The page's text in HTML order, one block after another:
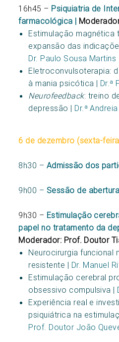
16h45 – Psiquiatria de
farmacológica |
Estimulação magnética
expansão das
Dr. Paulo Sousa Martins
Eletroconvulsoterapia:
à mania psicótica | Dr.ª
Neurofeedback: treino
depressão | Dr.ª
6 de dezembro (sexta-
8h30 – Admissão dos
9h00 – Sessão de abertura
9h30 – Estimulação
papel no tratamento da
Moderador: Prof. Doutor
Neurocirurgia funcional
resistente | Dr. Manuel
Estimulação cerebral
obsessivo compulsiva |
Experiência real e
psiquiátrica na
Prof. Doutor João